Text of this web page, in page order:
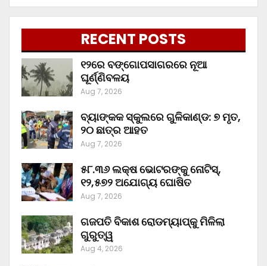
RECENT POSTS
୧୨ରେ ବଙ୍ଗୋପସାଗରରେ ନୂଆ
ଘୂର୍ଣ୍ଣିବଳୟ
Aug 7, 2026
ବ୍ୟାଙ୍କକ ସ୍କୁଲରେ ଗୁଳିକାଣ୍ଡ: ୭ ମୃତ,
୨୦ ଛାତ୍ର ଆହତ
Aug 7, 2026
୫୮.୩୬ ଲକ୍ଷ ଭୋଟରଙ୍କୁ ନୋଟିସ୍‌,
୧୨,୫୭୨ ଅଯୋଗ୍ୟ ଘୋଷିତ
Aug 7, 2026
ଗଜପତି ବିକାଶ ରୋଡମ୍ୟାପ୍‌କୁ ମିଳିଲା
ଗୁରୁତ୍ୱ
Aug 4, 2026